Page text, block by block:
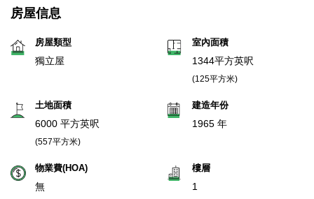
房屋信息
房屋類型
獨立屋
室內面積
1344平方英呎
(125平方米)
土地面積
6000 平方英呎
(557平方米)
建造年份
1965 年
物業費(HOA)
無
樓層
1